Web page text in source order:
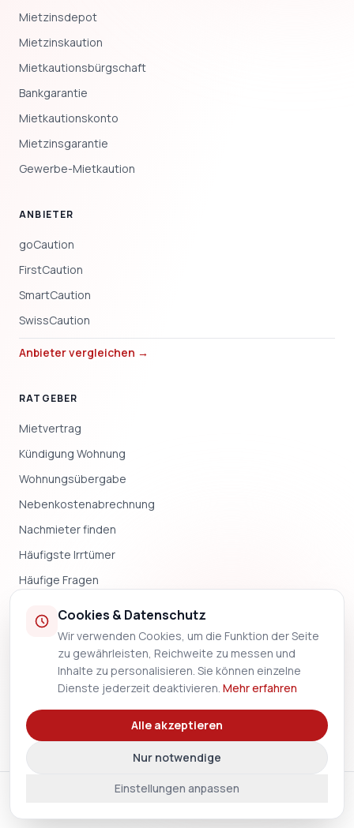
Mietzinsdepot
Mietzinskaution
Mietkautionsbürgschaft
Bankgarantie
Mietkautionskonto
Mietzinsgarantie
Gewerbe-Mietkaution
ANBIETER
goCaution
FirstCaution
SmartCaution
SwissCaution
Anbieter vergleichen →
RATGEBER
Mietvertrag
Kündigung Wohnung
Wohnungsübergabe
Nebenkostenabrechnung
Nachmieter finden
Häufigste Irrtümer
Häufige Fragen
UNTERNEHMEN
Methodik
© 2026 MietkautionSchweiz.ch — Alle Rechte vorbehalten.
Cookies & Datenschutz
Wir verwenden Cookies, um die Funktion der Seite
zu gewährleisten, Reichweite zu messen und
Inhalte zu personalisieren. Sie können einzelne
Dienste jederzeit deaktivieren. Mehr erfahren
Einstellungen anpassen
Nur notwendige
Alle akzeptieren